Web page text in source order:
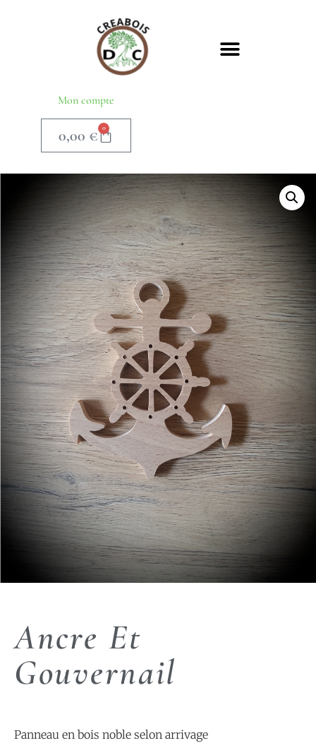
Mon compte
0,00 € 0
Ancre Et
Gouvernail
Panneau en bois noble selon arrivage